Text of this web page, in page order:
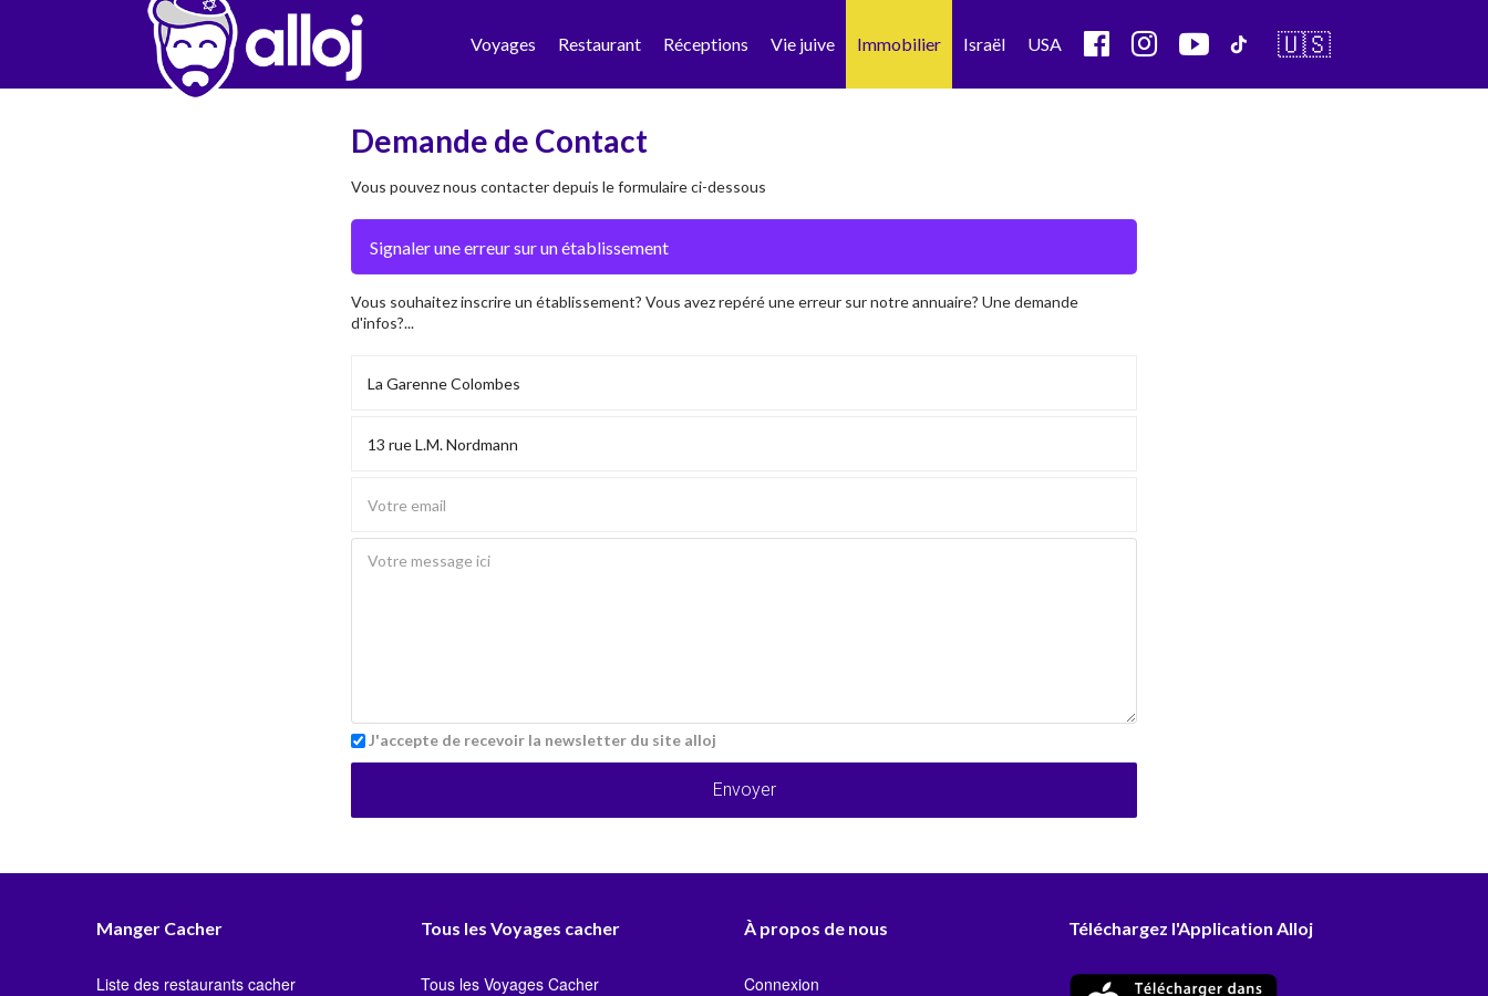
Voyages Restaurant Réceptions Vie juive Immobilier Israël USA 🇺🇸
Demande de Contact
Vous pouvez nous contacter depuis le formulaire ci-dessous
Vous souhaitez inscrire un établissement? Vous avez repéré une erreur sur notre annuaire? Une demande
d'infos?...
J'accepte de recevoir la newsletter du site alloj
Envoyer
Manger Cacher
Liste des restaurants cacher
Tous les Voyages cacher
Tous les Voyages Cacher
À propos de nous
Connexion
Téléchargez l'Application Alloj